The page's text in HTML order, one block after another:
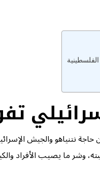
حاجة نتنياهو والجيش
وشر ما يصيب الأفراد